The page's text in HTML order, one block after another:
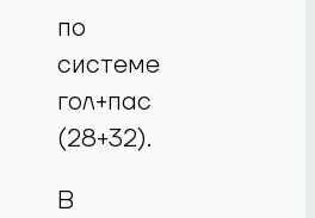
по
системе
гол+пас
(28+32).
В